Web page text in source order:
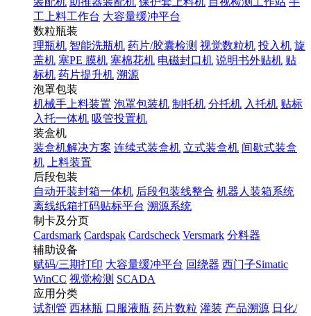
工上料工作台 大容量缓冲平台
数粒瓶装
理瓶机 智能洗瓶机 药片/胶囊检测 视觉数粒机 投入机 旋
盖机 塞PE 膜机 塞棉花机 电磁封口机 说明书外贴机 贴
标机 药片提升机 溯源
泡罩包装
机械手上料装置 泡罩包装机 制托机 分托机 入托机 贴标
入托一体机 吸管投置机
装盒机
装盒机解决方案 连续式装盒机 立式装盒机 间歇式装盒
机
上料装置
后段包装
自动开装封箱一体机 后段包装线整合 机器人装箱系统
离线纸箱打码贴标平台 溯源系统
制卡及分页
Cardsmark Cardspak Cardscheck Versmark 分料器
辅助设备
赋码/三期打印 大容量缓冲平台 回绕器 西门子Simatic
WinCC 视觉检测 SCADA
应用分类
试剂管 西林瓶 口服液瓶 药片数粒 灌装 产品溯源 日化/